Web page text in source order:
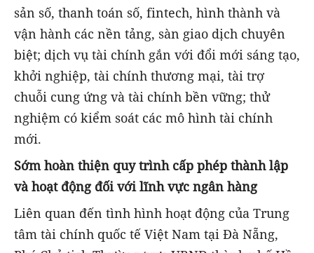
sản số, thanh toán số, fintech, hình thành và
vận hành các nền tảng, sàn giao dịch chuyên
biệt; dịch vụ tài chính gắn với đổi mới sáng tạo,
khởi nghiệp, tài chính thương mại, tài trợ
chuỗi cung ứng và tài chính bền vững; thử
nghiệm có kiểm soát các mô hình tài chính
mới.
Sớm hoàn thiện quy trình cấp phép thành lập
và hoạt động đối với lĩnh vực ngân hàng
Liên quan đến tình hình hoạt động của Trung
tâm tài chính quốc tế Việt Nam tại Đà Nẵng,